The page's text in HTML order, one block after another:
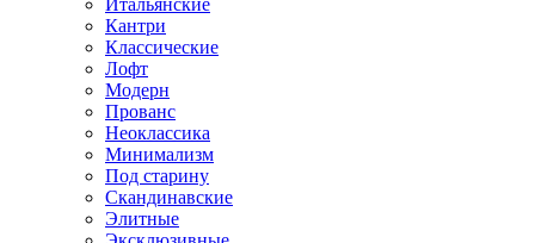
Итальянские
Кантри
Классические
Лофт
Модерн
Прованс
Неоклассика
Минимализм
Под старину
Скандинавские
Элитные